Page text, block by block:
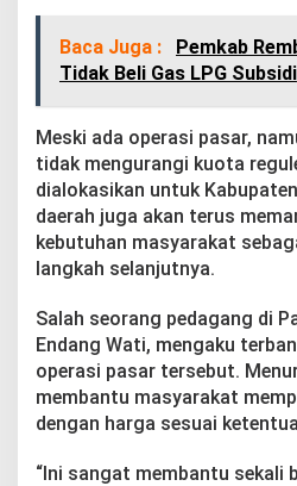
Baca Juga :
Pemkab
Tidak Beli Gas LPG Subsidi
Meski ada operasi pasar,
tidak mengurangi kuota
dialokasikan untuk
daerah juga akan terus
kebutuhan masyarakat
langkah selanjutnya.
Salah seorang pedagang di
Endang Wati, mengaku
operasi pasar tersebut.
membantu masyarakat
dengan harga sesuai
“Ini sangat membantu sekali